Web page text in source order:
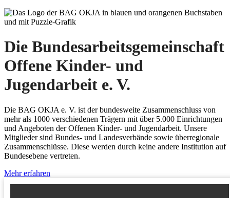
Die Bundesarbeitsgemeinschaft
Offene Kinder- und
Jugendarbeit e. V.
Die BAG OKJA e. V. ist der bundesweite Zusammenschluss von
mehr als 1000 verschiedenen Trägern mit über 5.000 Einrichtungen
und Angeboten der Offenen Kinder- und Jugendarbeit. Unsere
Mitglieder sind Bundes- und Landesverbände sowie überregionale
Zusammenschlüsse. Diese werden durch keine andere Institution auf
Bundesebene vertreten.
Mehr erfahren